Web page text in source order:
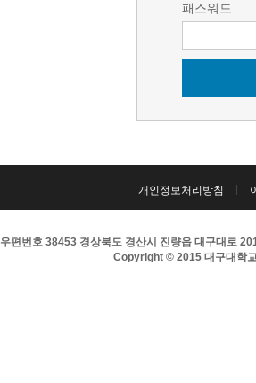
패스워드
개인정보처리방침
우편번호 38453 경상북도 경산시 진량읍 대구대로
Copyright © 2015 대구대학